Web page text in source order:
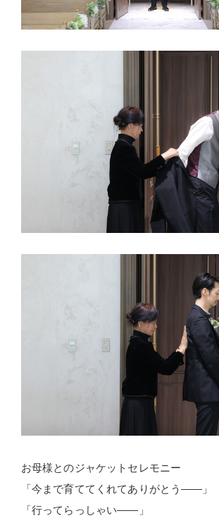
お母様とのジャケットセレモニー
「今まで育ててくれてありがとう――」
「行ってらっしゃい――」